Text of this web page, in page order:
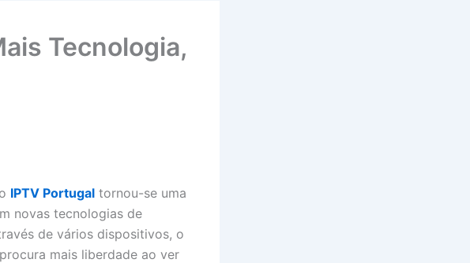
Tecnologia,
IPTV Portugal tornou-se uma
novas tecnologias de
de vários dispositivos, o
mais liberdade ao ver